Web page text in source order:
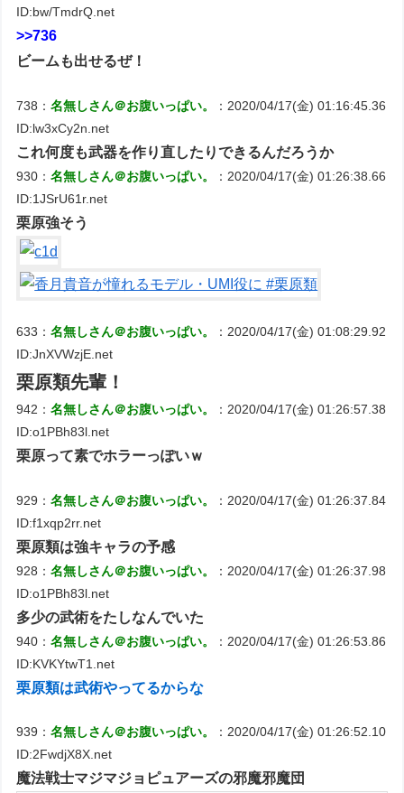
ID:bw/TmdrQ.net
>>736
ビームも出せるぜ！
738：名無しさん＠お腹いっぱい。
：2020/04/17(金) 01:16:45.36
ID:lw3xCy2n.net
これ何度も武器を作り直したりできるんだろうか
930：名無しさん＠お腹いっぱい。
：2020/04/17(金) 01:26:38.66
ID:1JSrU61r.net
栗原強そう
633：名無しさん＠お腹いっぱい。
：2020/04/17(金) 01:08:29.92
ID:JnXVWzjE.net
栗原類先輩！
942：名無しさん＠お腹いっぱい。
：2020/04/17(金) 01:26:57.38
ID:o1PBh83l.net
栗原って素でホラーっぽいｗ
929：名無しさん＠お腹いっぱい。
：2020/04/17(金) 01:26:37.84
ID:f1xqp2rr.net
栗原類は強キャラの予感
928：名無しさん＠お腹いっぱい。
：2020/04/17(金) 01:26:37.98
ID:o1PBh83l.net
多少の武術をたしなんでいた
940：名無しさん＠お腹いっぱい。
：2020/04/17(金) 01:26:53.86
ID:KVKYtwT1.net
栗原類は武術やってるからな
939：名無しさん＠お腹いっぱい。
：2020/04/17(金) 01:26:52.10
ID:2FwdjX8X.net
魔法戦士マジマジョピュアーズの邪魔邪魔団